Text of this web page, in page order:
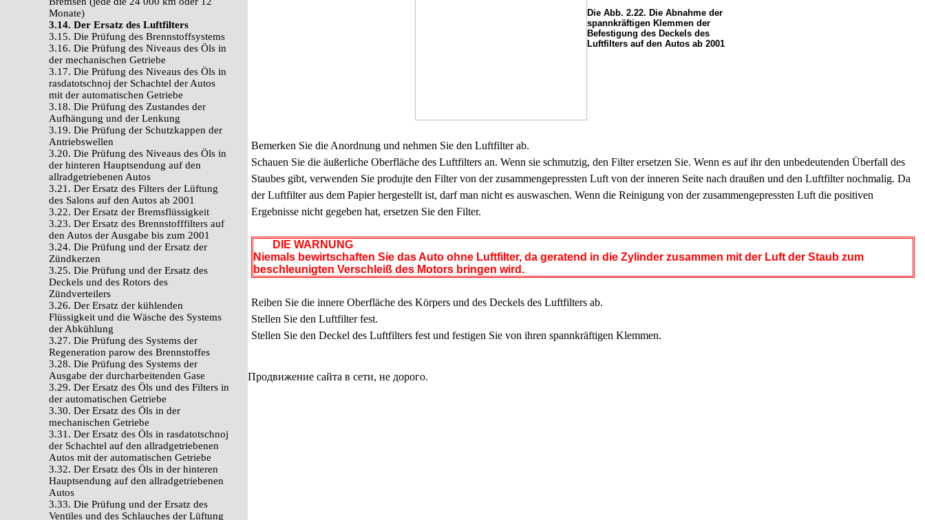
Monate)
3.14. Der Ersatz des Luftfilters
3.15. Die Prüfung des Brennstoffsystems
3.16. Die Prüfung des Niveaus des Öls in
der mechanischen Getriebe
3.17. Die Prüfung des Niveaus des Öls in
rasdatotschnoj der Schachtel der Autos
mit der automatischen Getriebe
3.18. Die Prüfung des Zustandes der
Aufhängung und der Lenkung
3.19. Die Prüfung der Schutzkappen der
Antriebswellen
3.20. Die Prüfung des Niveaus des Öls in
der hinteren Hauptsendung auf den
allradgetriebenen Autos
3.21. Der Ersatz des Filters der Lüftung
des Salons auf den Autos ab 2001
3.22. Der Ersatz der Bremsflüssigkeit
3.23. Der Ersatz des Brennstofffilters auf
den Autos der Ausgabe bis zum 2001
3.24. Die Prüfung und der Ersatz der
Zündkerzen
3.25. Die Prüfung und der Ersatz des
Deckels und des Rotors des
Zündverteilers
3.26. Der Ersatz der kühlenden
Flüssigkeit und die Wäsche des Systems
der Abkühlung
3.27. Die Prüfung des Systems der
Regeneration parow des Brennstoffes
3.28. Die Prüfung des Systems der
Ausgabe der durcharbeitenden Gase
3.29. Der Ersatz des Öls und des Filters in
der automatischen Getriebe
3.30. Der Ersatz des Öls in der
mechanischen Getriebe
3.31. Der Ersatz des Öls in rasdatotschnoj
der Schachtel auf den allradgetriebenen
Autos mit der automatischen Getriebe
3.32. Der Ersatz des Öls in der hinteren
Hauptsendung auf den allradgetriebenen
Autos
3.33. Die Prüfung und der Ersatz des
Ventiles und des Schlauches der Lüftung
Die Abb. 2.22. Die Abnahme der
spannkräftigen Klemmen der
Befestigung des Deckels des
Luftfilters auf den Autos ab 2001
Bemerken Sie die Anordnung und nehmen Sie den Luftfilter ab.
Schauen Sie die äußerliche Oberfläche des Luftfilters an. Wenn sie schmutzig, den Filter ersetzen Sie. Wenn es auf ihr den unbedeutenden Überfall des
Staubes gibt, verwenden Sie produjte den Filter von der zusammengepressten Luft von der inneren Seite nach draußen und den Luftfilter nochmalig. Da
der Luftfilter aus dem Papier hergestellt ist, darf man nicht es auswaschen. Wenn die Reinigung von der zusammengepressten Luft die positiven
Ergebnisse nicht gegeben hat, ersetzen Sie den Filter.
DIE WARNUNG
Niemals bewirtschaften Sie das Auto ohne Luftfilter, da geratend in die Zylinder zusammen mit der Luft der Staub zum
beschleunigten Verschleiß des Motors bringen wird.
Reiben Sie die innere Oberfläche des Körpers und des Deckels des Luftfilters ab.
Stellen Sie den Luftfilter fest.
Stellen Sie den Deckel des Luftfilters fest und festigen Sie von ihren spannkräftigen Klemmen.
Продвижение сайта в сети, не дорого.